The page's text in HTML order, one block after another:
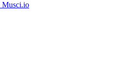
Musci.io